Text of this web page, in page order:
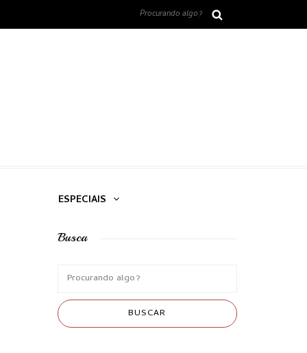
ESPECIAIS
Busca